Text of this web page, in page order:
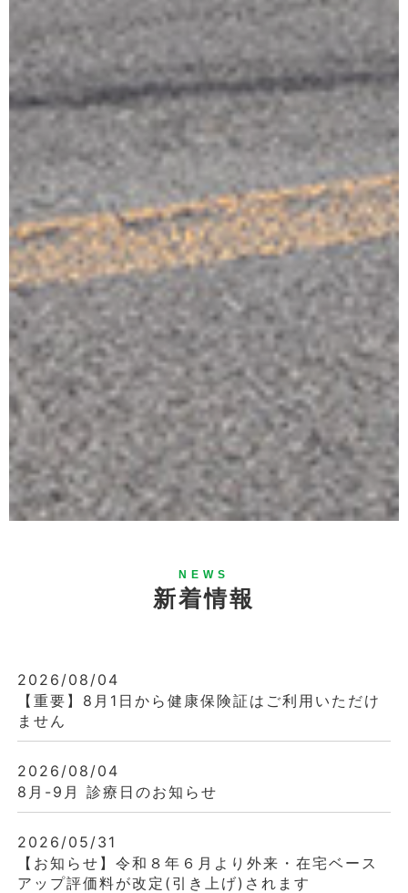
NEWS
新着情報
2026/08/04
【重要】8月1日から健康保険証はご利用いただけ
ません
2026/08/04
8月-9月 診療日のお知らせ
2026/05/31
【お知らせ】令和８年６月より外来・在宅ベース
アップ評価料が改定(引き上げ)されます